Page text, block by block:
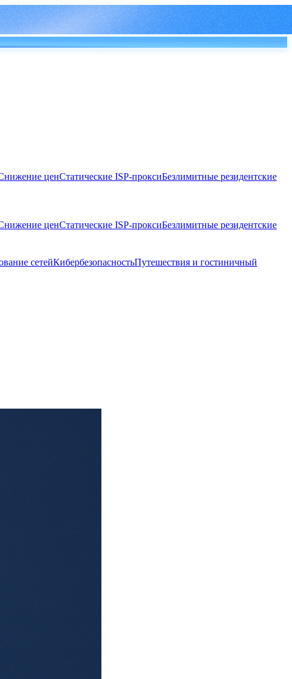
ценСтатические ISP-проксиБезлимитные резидентские
ценСтатические ISP-проксиБезлимитные резидентские
сетейКибербезопасностьПутешествия и гостиничный